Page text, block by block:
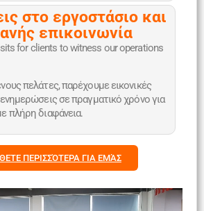
στο εργοστάσιο και
επικοινωνία
for clients to witness our operations
πελάτες, παρέχουμε εικονικές
σε πραγματικό χρόνο για
πλήρη διαφάνεια.
ΠΕΡΙΣΣΌΤΕΡΑ ΓΙΑ ΕΜΆΣ